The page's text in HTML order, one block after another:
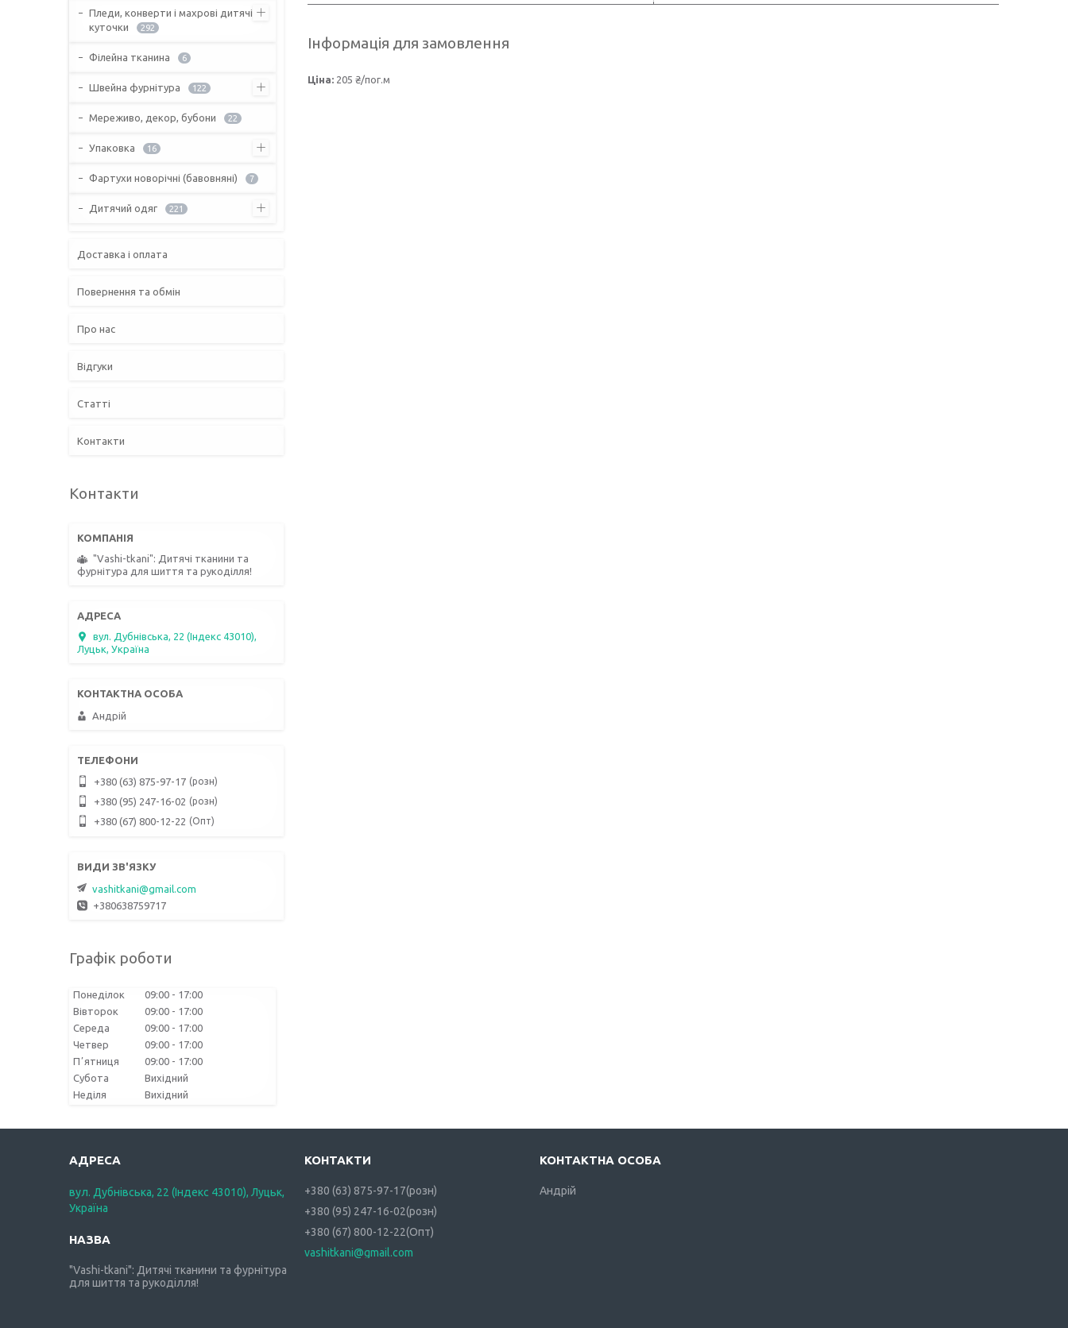
Інформація для замовлення
Ціна: 205 ₴/пог.м
Пледи, конверти і махрові дитячі
куточки
292
Філейна тканина 6
Швейна фурнітура 122
Мереживо, декор, бубони 22
Упаковка 16
Фартухи новорічні (бавовняні) 7
Дитячий одяг 221
Доставка і оплата
Повернення та обмін
Про нас
Відгуки
Статті
Контакти
Контакти
"Vashi-tkani": Дитячі тканини та
фурнітура для шиття та рукоділля!
вул. Дубнівська, 22 (Індекс 43010),
Луцьк, Україна
Андрій
+380 (63) 875-97-17 розн
+380 (95) 247-16-02 розн
+380 (67) 800-12-22 Опт
vashitkani@gmail.com
+380638759717
Графік роботи
Понеділок 09:00
17:00
Вівторок
09:00
17:00
Середа
09:00
17:00
Четвер
09:00
17:00
Пʼятниця
09:00
17:00
Субота
Вихідний
Неділя
Вихідний
вул. Дубнівська, 22 (Індекс 43010), Луцьк,
Україна
"Vashi-tkani": Дитячі тканини та фурнітура
для шиття та рукоділля!
+380 (63) 875-97-17 розн
+380 (95) 247-16-02 розн
+380 (67) 800-12-22 Опт
vashitkani@gmail.com
Андрій